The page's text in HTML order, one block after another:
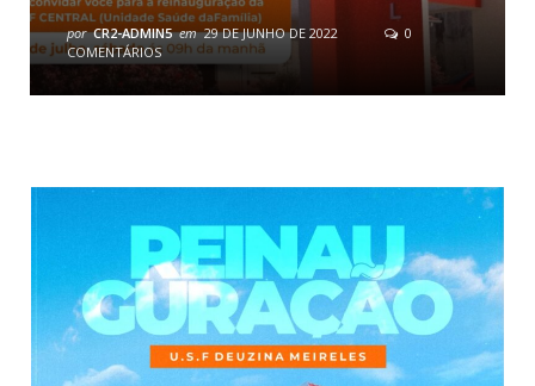
por CR2-ADMIN5 em 29 DE JUNHO DE 2022
0
COMENTÁRIOS